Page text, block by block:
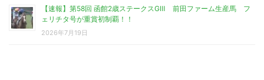
【速報】第58回 函館2歳ステークスGⅢ 前田ファーム生産馬 フ
ェリチタ号が重賞初制覇！！
2026年7月19日